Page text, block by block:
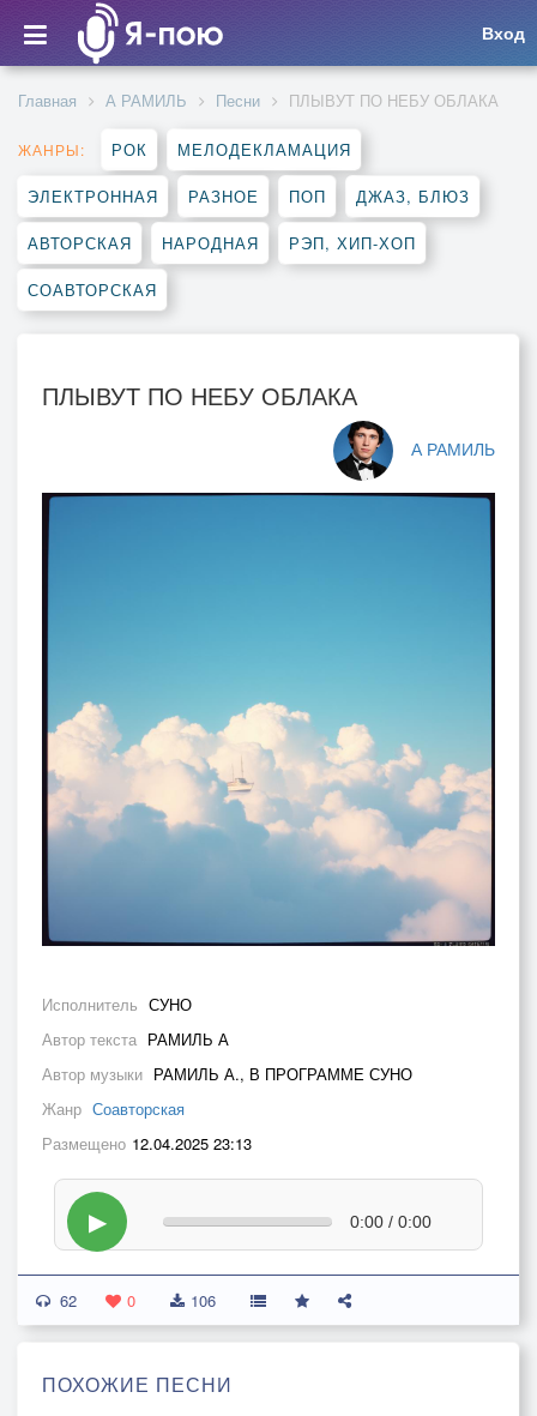
Вход
Главная А РАМИЛЬ Песни ПЛЫВУТ ПО НЕБУ ОБЛАКА
ЖАНРЫ: РОК МЕЛОДЕКЛАМАЦИЯ
ЭЛЕКТРОННАЯ РАЗНОЕ ПОП ДЖАЗ, БЛЮЗ
АВТОРСКАЯ НАРОДНАЯ РЭП, ХИП-ХОП
СОАВТОРСКАЯ
ПЛЫВУТ ПО НЕБУ ОБЛАКА
А РАМИЛЬ
Исполнитель СУНО
Автор текста РАМИЛЬ А
Автор музыки РАМИЛЬ А., В ПРОГРАММЕ СУНО
Жанр Соавторская
Размещено 12.04.2025 23:13
▶ 0:00 / 0:00
62 0 106
ПОХОЖИЕ ПЕСНИ